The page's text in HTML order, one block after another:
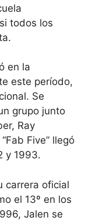
todos los
en la
este período,
Se
grupo junto
Ray
Five” llegó
y 1993.
carrera oficial
el 13º en los
Jalen se